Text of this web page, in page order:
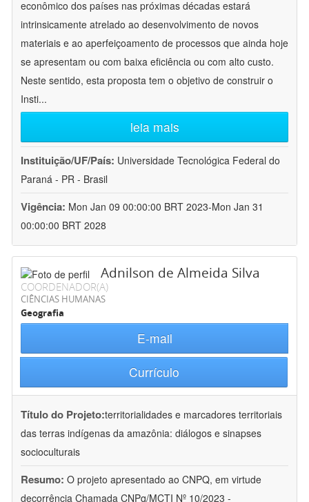
econômico dos países nas próximas décadas estará
intrinsicamente atrelado ao desenvolvimento de novos
materiais e ao aperfeiçoamento de processos que ainda hoje
se apresentam ou com baixa eficiência ou com alto custo.
Neste sentido, esta proposta tem o objetivo de construir o
Insti...
leia mais
Instituição/UF/País: Universidade Tecnológica Federal do
Paraná - PR - Brasil
Vigência: Mon Jan 09 00:00:00 BRT 2023-Mon Jan 31
00:00:00 BRT 2028
Adnilson de Almeida Silva
COORDENADOR(A)
CIÊNCIAS HUMANAS
Geografia
E-mail
Currículo
Título do Projeto:territorialidades e marcadores territoriais
das terras indígenas da amazônia: diálogos e sinapses
socioculturais
Resumo: O projeto apresentado ao CNPQ, em virtude
decorrência Chamada CNPq/MCTI Nº 10/2023 -